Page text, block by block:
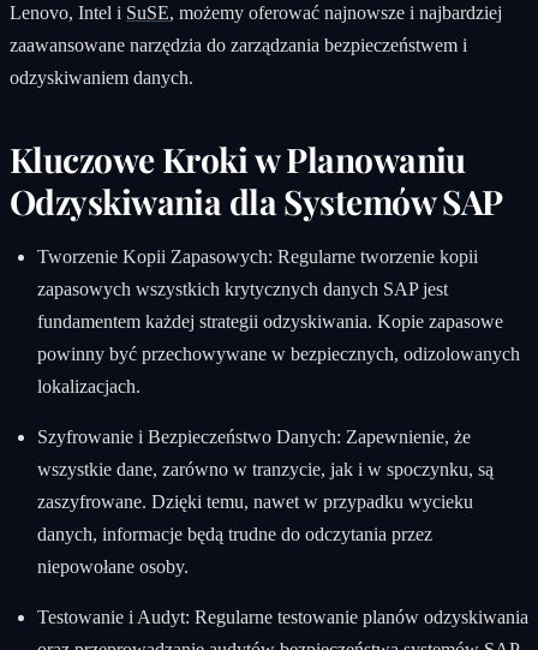
Lenovo, Intel i SuSE, możemy oferować najnowsze i najbardziej
zaawansowane narzędzia do zarządzania bezpieczeństwem i
odzyskiwaniem danych.
Kluczowe Kroki w Planowaniu
Odzyskiwania dla Systemów SAP
Tworzenie Kopii Zapasowych: Regularne tworzenie kopii
zapasowych wszystkich krytycznych danych SAP jest
fundamentem każdej strategii odzyskiwania. Kopie zapasowe
powinny być przechowywane w bezpiecznych, odizolowanych
lokalizacjach.
Szyfrowanie i Bezpieczeństwo Danych: Zapewnienie, że
wszystkie dane, zarówno w tranzycie, jak i w spoczynku, są
zaszyfrowane. Dzięki temu, nawet w przypadku wycieku
danych, informacje będą trudne do odczytania przez
niepowołane osoby.
Testowanie i Audyt: Regularne testowanie planów odzyskiwania